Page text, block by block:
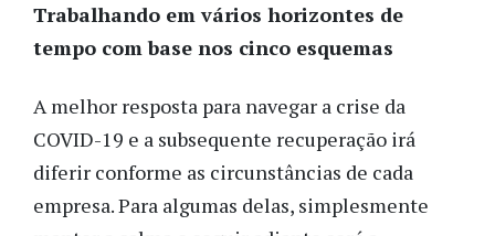
Trabalhando em vários horizontes de
tempo com base nos cinco esquemas
A melhor resposta para navegar a crise da
COVID-19 e a subsequente recuperação irá
diferir conforme as circunstâncias de cada
empresa. Para algumas delas, simplesmente